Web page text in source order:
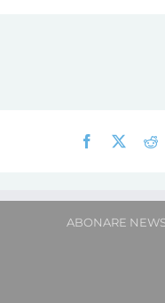
Facebook
ABONARE